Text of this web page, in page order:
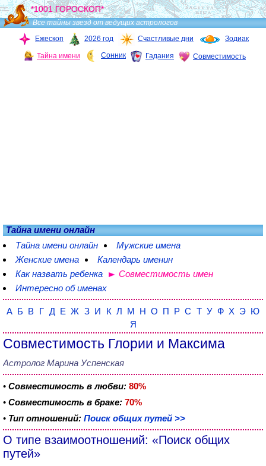
*1001 ГОРОСКОП*
Все тайны звезд от ведущих астрологов
Ежескоп
2026 год Счастливые дни Зодиак
Тайна имени Сонник Гадания Совместимость
Тайна имени онлайн
Тайна имени онлайн
Мужские имена
Женские имена
Календарь именин
Как назвать ребенка
Совместимость имен
Интересно об именах
А Б В Г Д Е Ж З И К Л М Н О П Р С Т У Ф Х Э Ю
Я
Совместимость Глории и Максима
Астролог Марина Успенская
• Совместимость в любви: 80%
• Совместимость в браке: 70%
• Тип отношений: Поиск общих путей >>
О типе взаимоотношений: «Поиск общих
путей»